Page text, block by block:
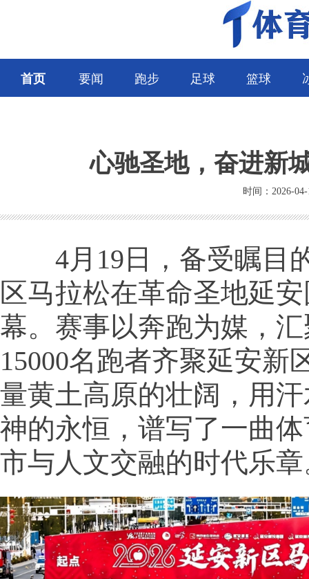
首页 要闻 跑步 足球 篮球
心驰圣地，奋进新
时间：2026-04-
4月19日，备受瞩目
区马拉松在革命圣地延
幕。赛事以奔跑为媒，
15000名跑者齐聚延安新
量黄土高原的壮阔，用
神的永恒，谱写了一曲
市与人文交融的时代乐